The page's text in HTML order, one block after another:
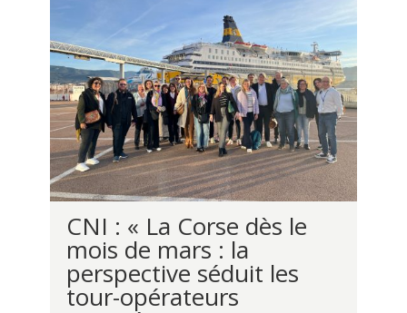
CNI : « La Corse dès le
mois de mars : la
perspective séduit les
tour-opérateurs